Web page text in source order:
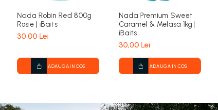
Nada Robin Red 800g
Rosie | iBaits
30,00 Lei
ADAUGA IN COS
Nada Premium Sweet
Caramel & Melasa 1kg |
iBaits
30,00 Lei
ADAUGA IN COS